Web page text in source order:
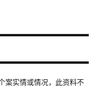
案实情或情况，此资料不